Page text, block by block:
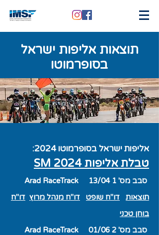
תוצאות אליפות ישראל
בסופרמוטו
אליפות ישראל בסופרמוטו 2024 :
טבלת אליפות SM 2024
סבב מס' 1 13/04
Arad RaceTrack
תוצאות
דו"ח שופט דו"ח מנהל מרוץ דו"ח
בוחן טכני
סבב מס' 2 01/06
Arad RaceTrack